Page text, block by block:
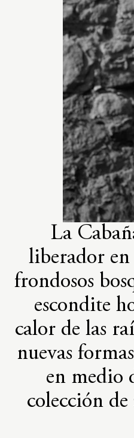
La
liberador en
frondosos
escondite
calor de las
nuevas
en medio
colección